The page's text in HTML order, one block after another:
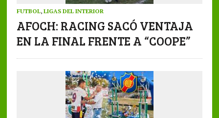
FUTBOL, LIGAS DEL INTERIOR
AFOCH: RACING SACÓ VENTAJA
EN LA FINAL FRENTE A “COOPE”